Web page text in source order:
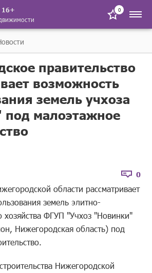
16+ 0
правительство
возможность
земель учхоза
малоэтажное
0
области рассматривает
земель элитно-
хозяйства ФГУП "Учхоз "Новинки"
Нижегородская область) под
Нижегородской